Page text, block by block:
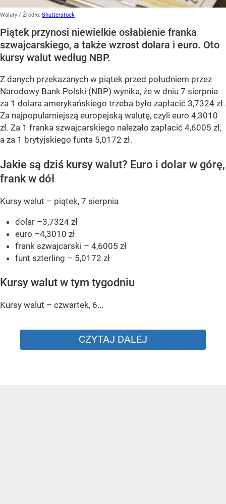
Waluty / Źródło: Shutterstock
Piątek przynosi niewielkie osłabienie franka
szwajcarskiego, a także wzrost dolara i euro. Oto
kursy walut według NBP.
Z danych przekazanych w piątek przed południem przez
Narodowy Bank Polski (NBP) wynika, że w dniu 7 sierpnia
za 1 dolara amerykańskiego trzeba było zapłacić 3,7324 zł.
Za najpopularniejszą europejską walutę, czyli euro 4,3010
zł. Za 1 franka szwajcarskiego należało zapłacić 4,6005 zł,
a za 1 brytyjskiego funta 5,0172 zł.
Jakie są dziś kursy walut? Euro i dolar w górę,
frank w dół
Kursy walut – piątek, 7 sierpnia
dolar –3,7324 zł
euro –4,3010 zł
frank szwajcarski – 4,6005 zł
funt szterling – 5,0172 zł
Kursy walut w tym tygodniu
Kursy walut – czwartek, 6...
CZYTAJ DALEJ